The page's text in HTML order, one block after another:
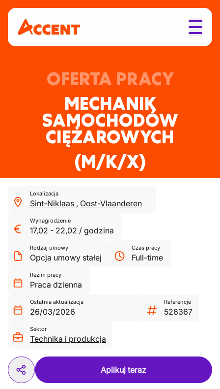
OFERTA PRACY
MECHANIK
SAMOCHODÓW
CIĘŻAROWYCH
(M/K/X)
Lokalizacja
Sint-Niklaas , Oost-Vlaanderen
Wynagrodzenie
17,02 - 22,02 / godzina
Rodzaj umowy
Opcja umowy stałej
Czas pracy
Full-time
Reżim pracy
Praca dzienna
Ostatnia aktualizacja
26/03/2026
Referencje
526367
Sektor
Technika i produkcja
Aplikuj teraz